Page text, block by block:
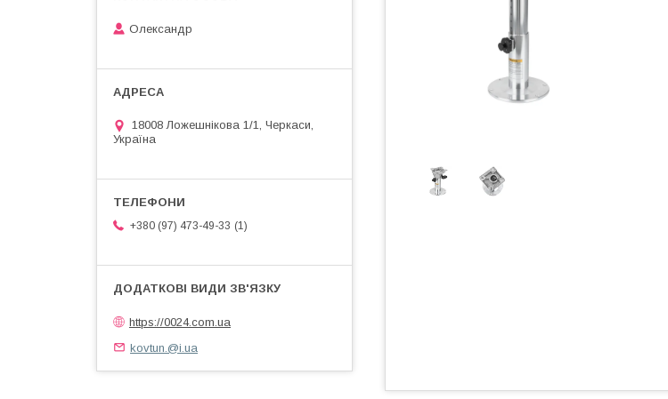
Олександр
18008 Ложешнікова 1/1, Черкаси,
Україна
+380 (97) 473-49-33 1
https://0024.com.ua
kovtun.@i.ua